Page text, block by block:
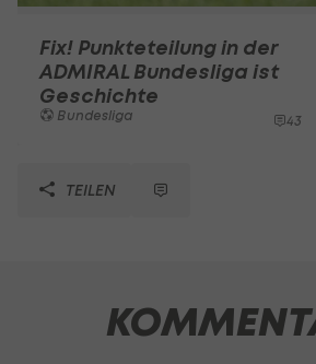
Fix! Punkteteilung in der
ADMIRAL Bundesliga ist
Geschichte
Bundesliga 43
TEILEN